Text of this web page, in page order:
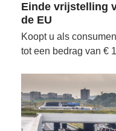
Einde vrijstelling
de EU
Koopt u als
tot een bedrag van €